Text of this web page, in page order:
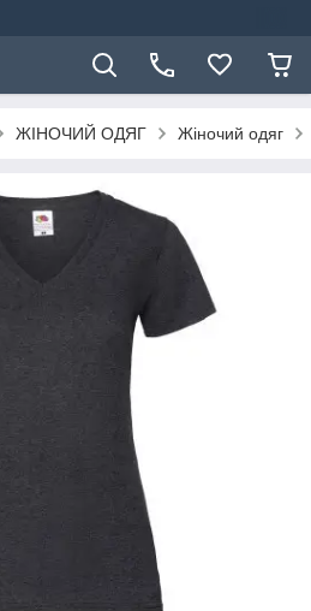
ЖІНОЧИЙ ОДЯГ Жіночий одяг